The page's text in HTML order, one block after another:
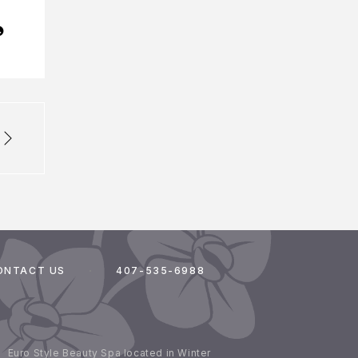
US 407-535-6988
Euro Style Beauty Spa located in Winter